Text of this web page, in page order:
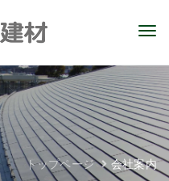
トップページ 会社案内